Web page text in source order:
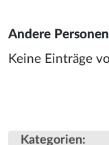
Andere
Keine Einträge
Kategorien: